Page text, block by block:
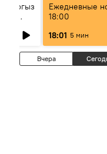
кыргыз
Ежедневные
18:00
18:01 5 мин
Вчера